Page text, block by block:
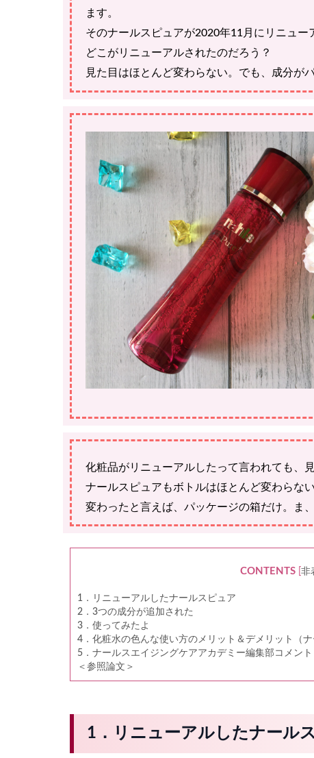
ます。
そのナールスピュアが2020年11月にリニュー
どこがリニューアルされたのだろう？
見た目はほとんど変わらない。でも、成分が
化粧品がリニューアルしたって言われても、
ナールスピュアもボトルはほとんど変わらない
変わったと言えば、パッケージの箱だけ。ま
CONTENTS 非
1．リニューアルしたナールスピュア
2．3つの成分が追加された
3．使ってみたよ
4．化粧水の色んな使い方のメリット＆デメリット（
5．ナールスエイジングケアアカデミー編集部コメント
＜参照論文＞
1．リニューアルしたナール